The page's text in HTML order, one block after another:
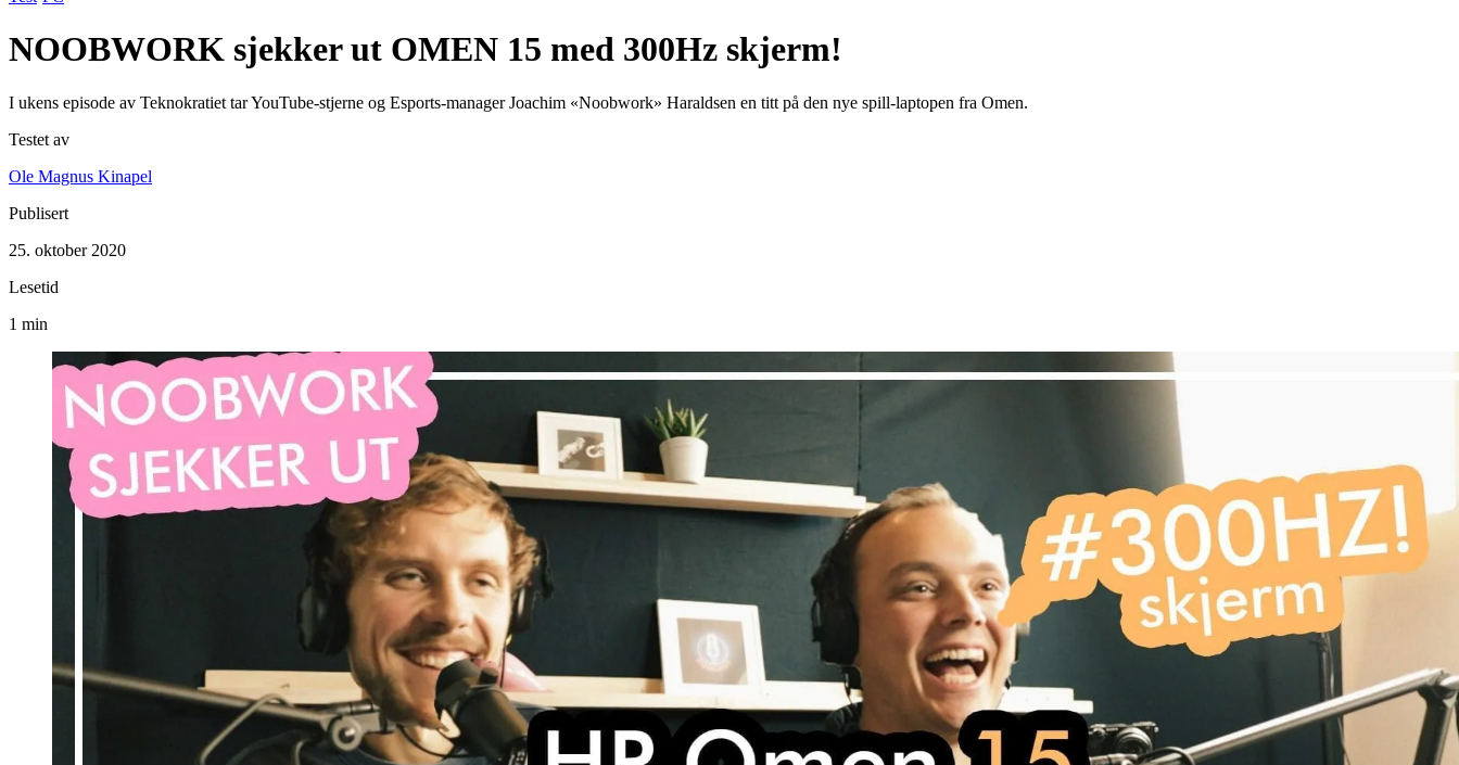
NOOBWORK sjekker ut OMEN 15 med 300Hz skjerm!
I ukens episode av Teknokratiet tar YouTube-stjerne og Esports-manager Joachim «Noobwork» Haraldsen en titt på den nye spill-laptopen fra Omen.
Testet av
Ole Magnus Kinapel
Publisert
25. oktober 2020
Lesetid
1 min